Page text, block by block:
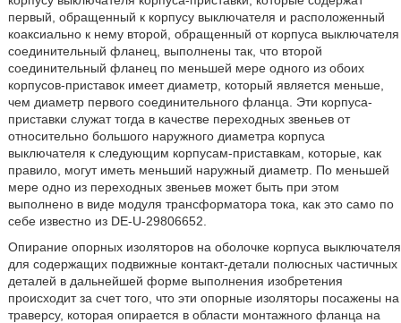
первый, обращенный к корпусу выключателя и расположенный
коаксиально к нему второй, обращенный от корпуса выключателя
соединительный фланец, выполнены так, что второй
соединительный фланец по меньшей мере одного из обоих
корпусов-приставок имеет диаметр, который является меньше,
чем диаметр первого соединительного фланца. Эти корпуса-
приставки служат тогда в качестве переходных звеньев от
относительно большого наружного диаметра корпуса
выключателя к следующим корпусам-приставкам, которые, как
правило, могут иметь меньший наружный диаметр. По меньшей
мере одно из переходных звеньев может быть при этом
выполнено в виде модуля трансформатора тока, как это само по
себе известно из DE-U-29806652.
Опирание опорных изоляторов на оболочке корпуса выключателя
для содержащих подвижные контакт-детали полюсных частичных
деталей в дальнейшей форме выполнения изобретения
происходит за счет того, что эти опорные изоляторы посажены на
траверсу, которая опирается в области монтажного фланца на